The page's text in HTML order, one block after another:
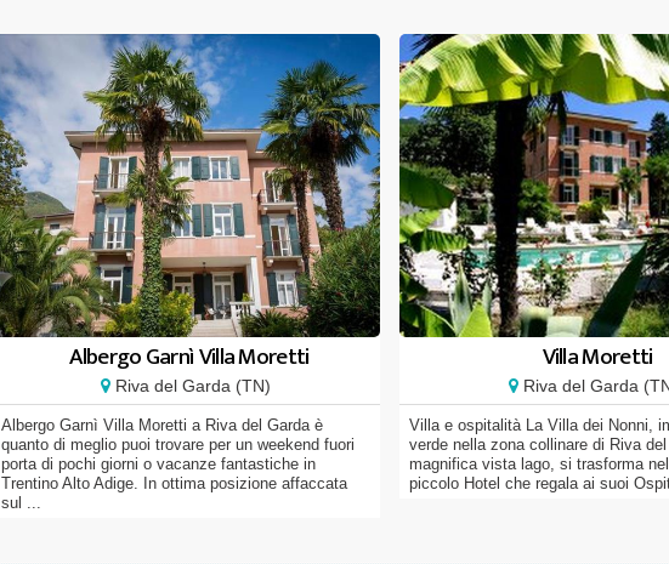
Albergo Garnì Villa Moretti
Riva del Garda (TN)
Albergo Garnì Villa Moretti a Riva del Garda è
quanto di meglio puoi trovare per un weekend fuori
porta di pochi giorni o vacanze fantastiche in
Trentino Alto Adige. In ottima posizione affaccata
sul ...
Villa Moretti
Riva del Garda
Villa e ospitalità La Villa dei Nonni,
verde nella zona collinare di Riva
magnifica vista lago, si trasforma
piccolo Hotel che regala ai suoi